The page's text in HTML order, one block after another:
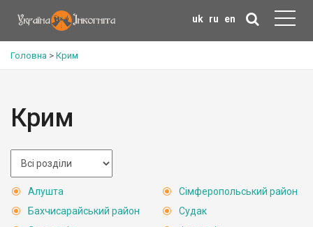
uk ru en
Головна > Крим
Крим
Алушта
Бахчисарайський район
Сімферопольський район
Судак